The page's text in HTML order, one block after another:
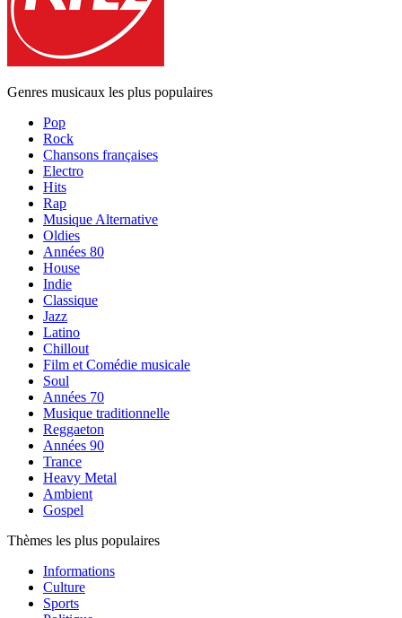
Genres musicaux les plus populaires
Pop
Rock
Chansons françaises
Electro
Hits
Rap
Musique Alternative
Oldies
Années 80
House
Indie
Classique
Jazz
Latino
Chillout
Film et Comédie musicale
Soul
Années 70
Musique traditionnelle
Reggaeton
Années 90
Trance
Heavy Metal
Ambient
Gospel
Thèmes les plus populaires
Informations
Culture
Sports